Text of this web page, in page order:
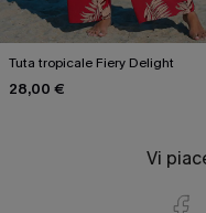
Tuta tropicale Fiery Delight
28,00 €
Vi